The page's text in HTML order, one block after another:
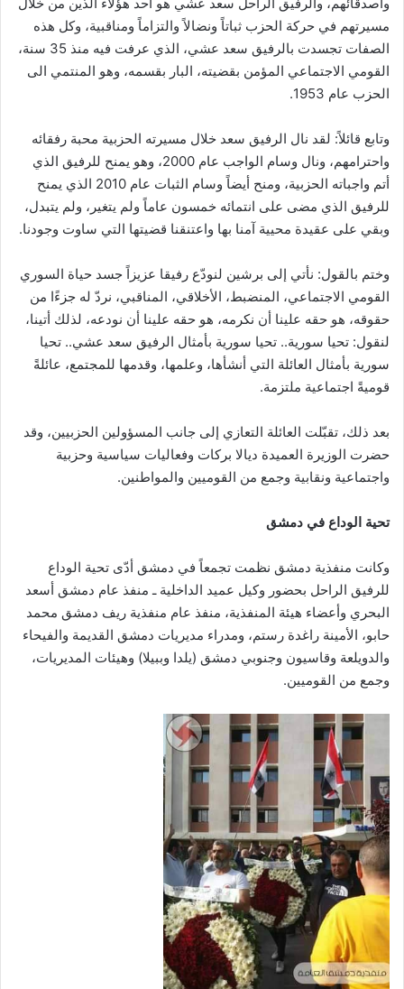
مسيرتهم في حركة الحزب ثباتاً ونضالاً والتزاماً ومناقبية، وكل هذه
الصفات تجسدت بالرفيق سعد عشي، الذي عرفت فيه منذ 35 سنة،
القومي الاجتماعي المؤمن بقضيته، البار بقسمه، وهو المنتمي الى
الحزب عام 1953.
وتابع قائلاً: لقد نال الرفيق سعد خلال مسيرته الحزبية محبة رفقائه
واحترامهم، ونال وسام الواجب عام 2000، وهو يمنح للرفيق الذي
أتم واجباته الحزبية، ومنح أيضاً وسام الثبات عام 2010 الذي يمنح
للرفيق الذي مضى على انتمائه خمسون عاماً ولم يتغير، ولم يتبدل،
وبقي على عقيدة محيية آمنا بها واعتنقنا قضيتها التي ساوت وجودنا.
وختم بالقول: نأتي إلى برشين لنودّع رفيقا عزيزاً جسد حياة السوري
القومي الاجتماعي، المنضبط، الأخلاقي، المناقبي، نردّ له جزءًا من
حقوقه، هو حقه علينا أن نكرمه، هو حقه علينا أن نودعه، لذلك أتينا،
لنقول: تحيا سورية.. تحيا سورية بأمثال الرفيق سعد عشي.. تحيا
سورية بأمثال العائلة التي أنشأها، وعلمها، وقدمها للمجتمع، عائلةً
قوميةً اجتماعية ملتزمة.
بعد ذلك، تقبّلت العائلة التعازي إلى جانب المسؤولين الحزبيين، وقد
حضرت الوزيرة العميدة ديالا بركات وفعاليات سياسية وحزبية
واجتماعية ونقابية وجمع من القوميين والمواطنين.
تحية الوداع في دمشق
وكانت منفذية دمشق نظمت تجمعاً في دمشق أدّى تحية الوداع
للرفيق الراحل بحضور وكيل عميد الداخلية ـ منفذ عام دمشق أسعد
البحري وأعضاء هيئة المنفذية، منفذ عام منفذية ريف دمشق محمد
حابو، الأمينة راغدة رستم، ومدراء مديريات دمشق القديمة والفيحاء
والدويلعة وقاسيون وجنوبي دمشق (يلدا وببيلا) وهيئات المديريات،
وجمع من القوميين.